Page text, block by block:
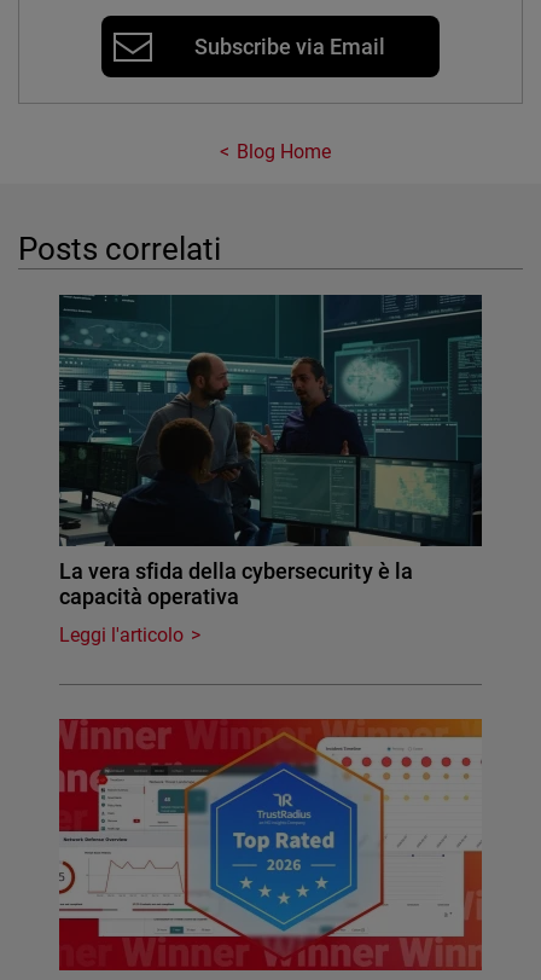
Subscribe via Email
Blog Home
Posts correlati
La vera sfida della cybersecurity è la
capacità operativa
Leggi l'articolo